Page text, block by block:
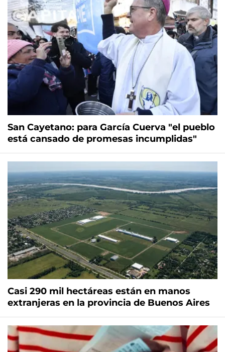
San Cayetano: para García Cuerva "el pueblo
está cansado de promesas incumplidas"
Casi 290 mil hectáreas están en manos
extranjeras en la provincia de Buenos Aires